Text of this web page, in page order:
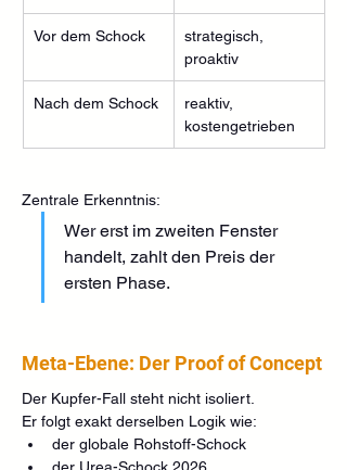
Vor dem Schock
strategisch,
proaktiv
Nach dem Schock
reaktiv,
kostengetrieben
Zentrale Erkenntnis:
Wer erst im zweiten Fenster
handelt, zahlt den Preis der
ersten Phase.
Meta-Ebene: Der Proof of Concept
Der Kupfer-Fall steht nicht isoliert.
Er folgt exakt derselben Logik wie:
der globale Rohstoff-Schock
der Urea-Schock 2026